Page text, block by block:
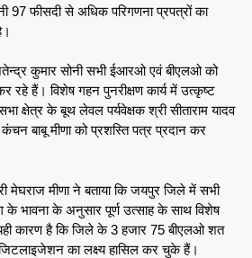
97 फीसदी से अधिक परिगणना प्रपत्रों का
कुमार सोनी सभी ईआरओ एवं बीएलओ को
रहे हैं। विशेष गहन पुनरीक्षण कार्य में उत्कृष्ट
क्षेत्र के बूथ लेवल पर्यवेक्षक श्री सीताराम यादव
कंचन बाबू मीणा को प्रशस्ति पत्र प्रदान कर
मेघराज मीणा ने बताया कि जयपुर जिले में सभी
के भावना के अनुसार पूर्ण उत्साह के साथ विशेष
कारण है कि जिले के 3 हजार 75 बीएलओ शत
का लक्ष्य हासिल कर चुके हैं।